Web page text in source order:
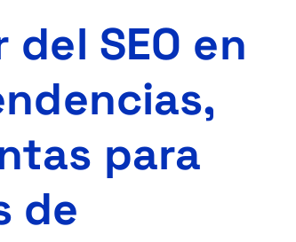
SEO en
para
de